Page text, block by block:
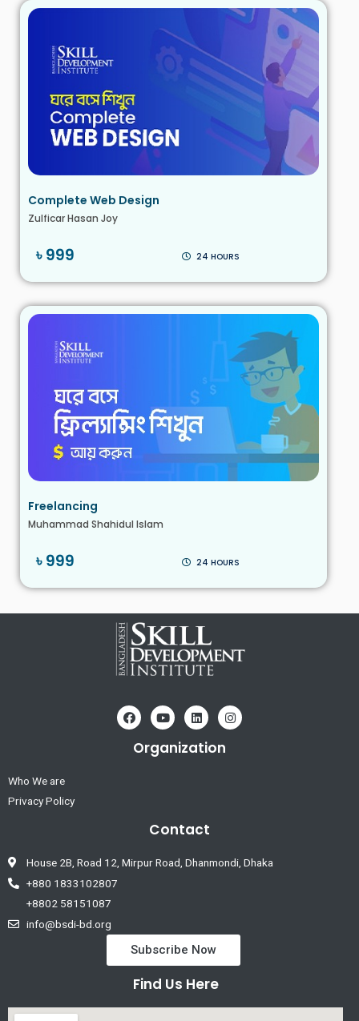
Complete Web Design
Zulficar Hasan Joy
৳ 999 24 HOURS
Freelancing
Muhammad Shahidul Islam
৳ 999 24 HOURS
Organization
Who We are
Privacy Policy
Contact
House 2B, Road 12, Mirpur Road, Dhanmondi, Dhaka
+880 1833102807
+8802 58151087
info@bsdi-bd.org
Subscribe Now
Find Us Here